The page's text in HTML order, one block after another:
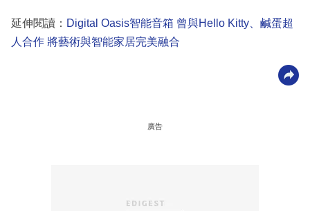
延伸閱讀： Digital Oasis智能音箱 曾與Hello Kitty、鹹蛋超
人合作 將藝術與智能家居完美融合
廣告